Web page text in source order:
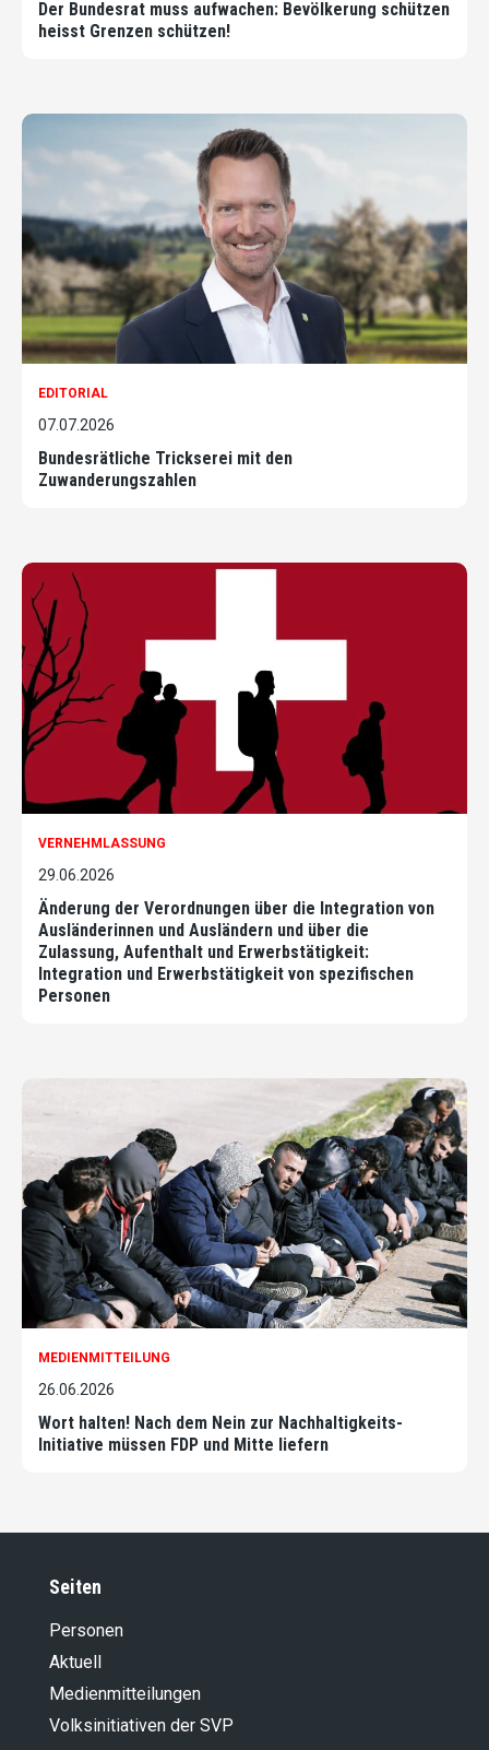
Der Bundesrat muss aufwachen: Bevölkerung schützen
heisst Grenzen schützen!
EDITORIAL
07.07.2026
Bundesrätliche Trickserei mit den
Zuwanderungszahlen
VERNEHMLASSUNG
29.06.2026
Änderung der Verordnungen über die Integration von
Ausländerinnen und Ausländern und über die
Zulassung, Aufenthalt und Erwerbstätigkeit:
Integration und Erwerbstätigkeit von spezifischen
Personen
MEDIENMITTEILUNG
26.06.2026
Wort halten! Nach dem Nein zur Nachhaltigkeits-
Initiative müssen FDP und Mitte liefern
Seiten
Personen
Aktuell
Medienmitteilungen
Volksinitiativen der SVP